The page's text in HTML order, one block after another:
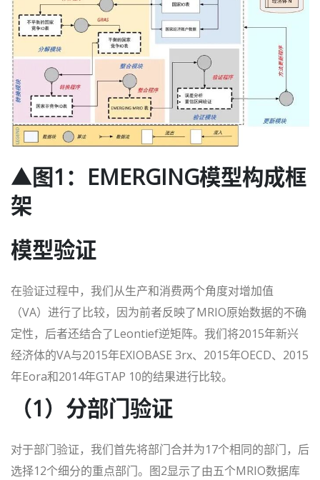
▲图1：EMERGING模型构成框
架
模型验证
在验证过程中，我们从生产和消费两个角度对增加值
（VA）进行了比较，因为前者反映了MRIO原始数据的不确
定性，后者还结合了Leontief逆矩阵。我们将2015年新兴
经济体的VA与2015年EXIOBASE 3rx、2015年OECD、2015
年Eora和2014年GTAP 10的结果进行比较。
（1）分部门验证
对于部门验证，我们首先将部门合并为17个相同的部门，后
选择12个细分的重点部门。图2显示了由五个MRIO数据库